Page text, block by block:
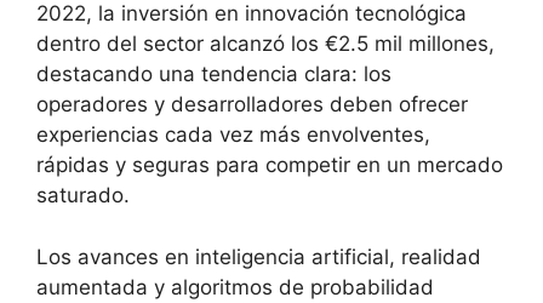
2022, la inversión en innovación tecnológica
dentro del sector alcanzó los €2.5 mil millones,
destacando una tendencia clara: los
operadores y desarrolladores deben ofrecer
experiencias cada vez más envolventes,
rápidas y seguras para competir en un mercado
saturado.
Los avances en inteligencia artificial, realidad
aumentada y algoritmos de probabilidad